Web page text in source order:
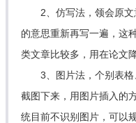
2、仿写法，领会原
的意思重新再写一遍，这
类文章比较多，用在论文
3、图片法，个别表
截图下来，用图片插入的
统目前不识别图片，可以